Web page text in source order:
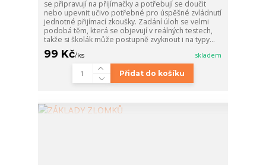
se připravují na přijímačky a potřebují se doučit
nebo upevnit učivo potřebné pro úspěšné zvládnutí
jednotné přijímací zkoušky. Zadání úloh se velmi
podobá těm, která se objevují v reálných testech,
takže si školák může postupně zvyknout i na typy...
99 Kč/ks skladem
Přidat do košíku